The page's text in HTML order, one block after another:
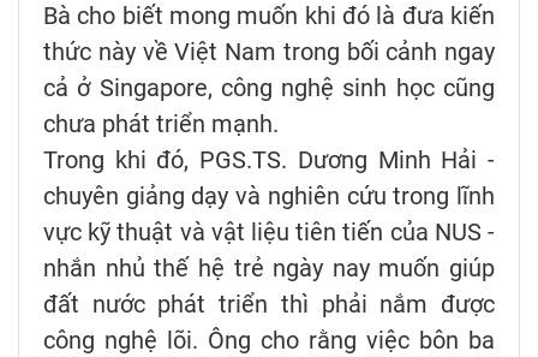
Bà cho biết mong muốn khi đó là đưa kiến
thức này về Việt Nam trong bối cảnh ngay
cả ở Singapore, công nghệ sinh học cũng
chưa phát triển mạnh.
Trong khi đó, PGS.TS. Dương Minh Hải -
chuyên giảng dạy và nghiên cứu trong lĩnh
vực kỹ thuật và vật liệu tiên tiến của NUS -
nhắn nhủ thế hệ trẻ ngày nay muốn giúp
đất nước phát triển thì phải nắm được
công nghệ lõi. Ông cho rằng việc bôn ba